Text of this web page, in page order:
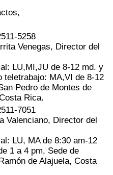
5258
Venegas, Director del
LU,MI,JU de 8-12 md. y
teletrabajo: MA,VI de 8-12
Pedro de Montes de
Rica.
7051
Valenciano, Director del
LU, MA de 8:30 am-12
1 a 4 pm, Sede de
de Alajuela, Costa